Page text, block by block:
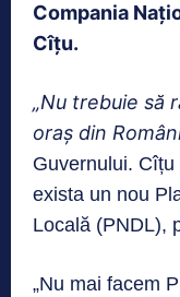
Compania
Cîțu.
„Nu trebuie să
oraş din
Guvernului.
exista un nou
Locală (PNDL),
„Nu mai facem